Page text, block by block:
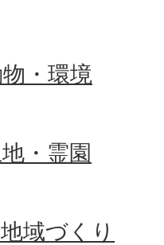
・環境
・霊園
域づくり